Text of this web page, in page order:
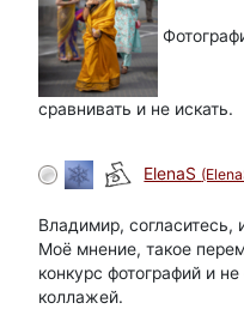
сравнивать и не искать.
ElenaS
Владимир, согласитесь,
Моё мнение, такое
конкурс фотографий и
коллажей.